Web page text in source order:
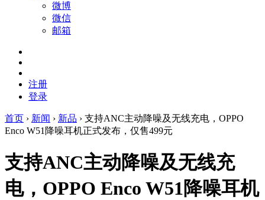
微博
微信
邮箱
注册
登录
首页 › 新闻 › 新品 › 支持ANC主动降噪及无线充电，OPPO
Enco W51降噪耳机正式发布，仅售499元
支持ANC主动降噪及无线充
电，OPPO Enco W51降噪耳机